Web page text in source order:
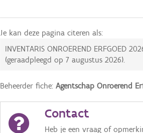
Je kan deze pagina citeren als:
INVENTARIS ONROEREND ERFGOED
(geraadpleegd op7 augustus 2026).
Beheerder fiche:Agentschap Onroerend
Contact
Heb je een vraag of